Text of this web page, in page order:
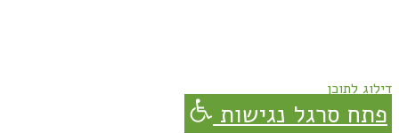
דילוג לתוכן
פתח סרגל נגישות